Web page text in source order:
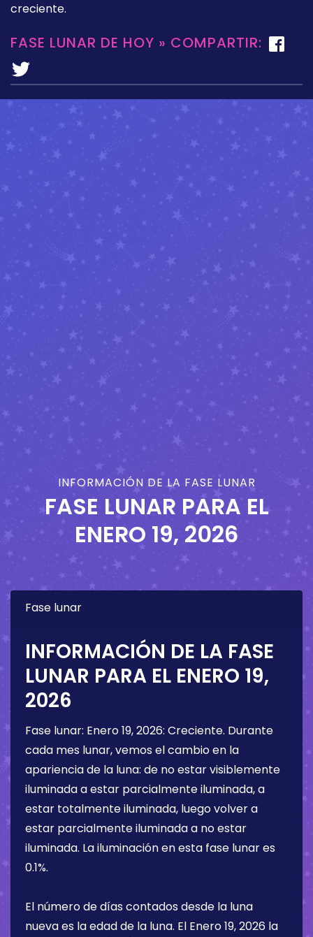
creciente.
FASE LUNAR DE HOY » COMPARTIR:
INFORMACIÓN DE LA FASE LUNAR
FASE LUNAR PARA EL
ENERO 19, 2026
Fase lunar
INFORMACIÓN DE LA FASE
LUNAR PARA EL ENERO 19,
2026
Fase lunar: Enero 19, 2026: Creciente. Durante
cada mes lunar, vemos el cambio en la
apariencia de la luna: de no estar visiblemente
iluminada a estar parcialmente iluminada, a
estar totalmente iluminada, luego volver a
estar parcialmente iluminada a no estar
iluminada. La iluminación en esta fase lunar es
0.1%.
El número de días contados desde la luna
nueva es la edad de la luna. El Enero 19, 2026 la